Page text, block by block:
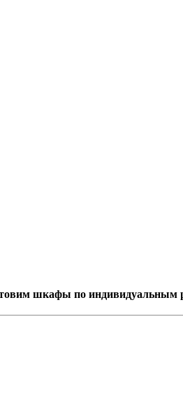
шкафы по индивидуальным